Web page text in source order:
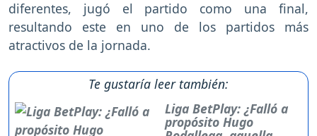
diferentes, jugó el partido como una final,
resultando este en uno de los partidos más
atractivos de la jornada.
Te gustaría leer también:
Liga BetPlay: ¿Falló a
propósito Hugo